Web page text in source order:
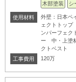
木部塗装
シ
使用材料
外壁：日本ペ
ェクトトッ
ンパーフェク
ー 中・上塗
クトベスト
工事費用
120万